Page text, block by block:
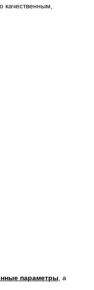
качественным,
параметры , а